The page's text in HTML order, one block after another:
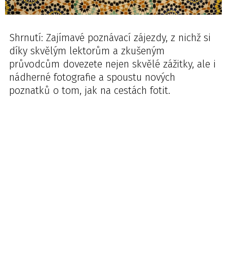
Shrnutí: Zajímavé poznávací zájezdy, z nichž si
díky skvělým lektorům a zkušeným
průvodcům dovezete nejen skvělé zážitky, ale i
nádherné fotografie a spoustu nových
poznatků o tom, jak na cestách fotit.